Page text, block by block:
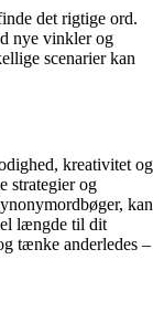
det rigtige ord.
nye vinkler og
scenarier kan
kreativitet og
strategier og
kan
længde til dit
tænke anderledes –